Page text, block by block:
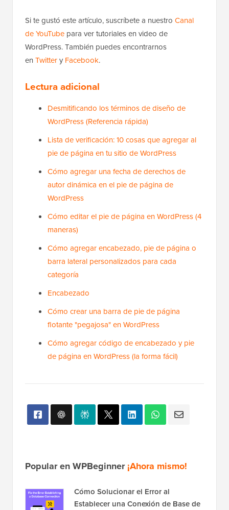
Si te gustó este artículo, suscríbete a nuestro Canal
de YouTube para ver tutoriales en video de
WordPress. También puedes encontrarnos
en Twittery Facebook.
Lectura adicional
Desmitificando los términos de diseño de
WordPress (Referencia rápida)
Lista de verificación: 10 cosas que agregar al
pie de página en tu sitio de WordPress
Cómo agregar una fecha de derechos de
autor dinámica en el pie de página de
WordPress
Cómo editar el pie de página en WordPress (4
maneras)
Cómo agregar encabezado, pie de página o
barra lateral personalizados para cada
categoría
Encabezado
Cómo crear una barra de pie de página
flotante "pegajosa" en WordPress
Cómo agregar código de encabezado y pie
de página en WordPress (la forma fácil)
Popular en WPBeginner¡Ahora mismo!
Cómo Solucionar el Error al
Establecer una Conexión de Base de